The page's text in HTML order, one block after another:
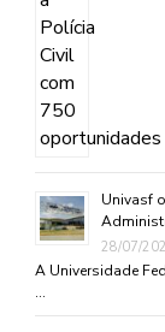
Univasf
28/07/
A Universidade
…